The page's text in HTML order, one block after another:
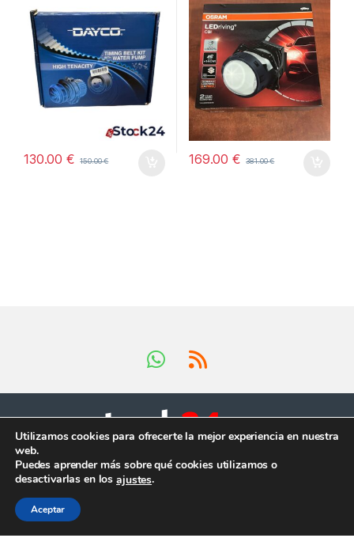
130.00€ 150.00€ 169.00€ 381.00€
Tienes preguntas ?
¡Llámanos en horario
Utilizamos cookies para ofrecerte la mejor experiencia en nuestra
web.
Puedes aprender más sobre qué cookies utilizamos o
desactivarlas en losajustes.
Aceptar